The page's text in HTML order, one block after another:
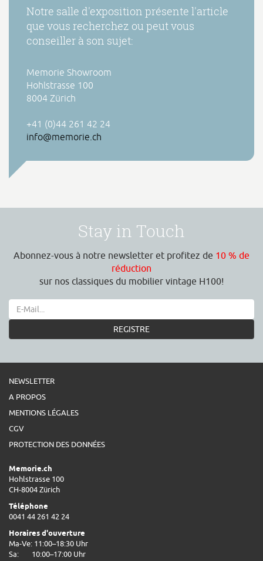
Notre salle d'exposition présente l'article
que vous recherchez ou peut vous
conseiller à son sujet:
Memorie Showroom
Hohlstrasse 100
8004 Zürich
+41 (0)44 261 42 24
info@memorie.ch
Stay in Touch
Abonnez-vous à notre newsletter et profitez de 10 % de
réduction
sur nos classiques du mobilier vintage H100!
REGISTRE
NEWSLETTER
A PROPOS
MENTIONS LÉGALES
CGV
PROTECTION DES DONNÉES
Memorie.ch
Hohlstrasse 100
CH-8004 Zürich
Téléphone
0041 44 261 42 24
Horaires d'ouverture
Ma-Ve: 11:00–18:30 Uhr
Sa:
10:00–17:00 Uhr